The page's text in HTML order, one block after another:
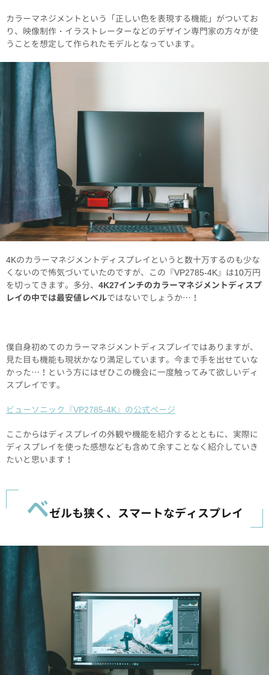
カラーマネジメントという「正しい色を表現する機能」がついてお
り、映像制作・イラストレーターなどのデザイン専門家の方々が使
うことを想定して作られたモデルとなっています。
4Kのカラーマネジメントディスプレイというと数十万するのも少な
くないので怖気づいていたのですが、この『VP2785-4K』は10万円
を切ってきます。多分、 4K27インチのカラーマネジメントディスプ
レイの中では最安値レベルではないでしょうか…！
僕自身初めてのカラーマネジメントディスプレイではありますが、
見た目も機能も現状かなり満足しています。今まで手を出せていな
かった…！という方にはぜひこの機会に一度触ってみて欲しいディ
スプレイです。
ビューソニック『VP2785-4K』の公式ページ
ここからはディスプレイの外観や機能を紹介するとともに、実際に
ディスプレイを使った感想なども含めて余すことなく紹介していき
たいと思います！
ベゼルも狭く、スマートなディスプレイ